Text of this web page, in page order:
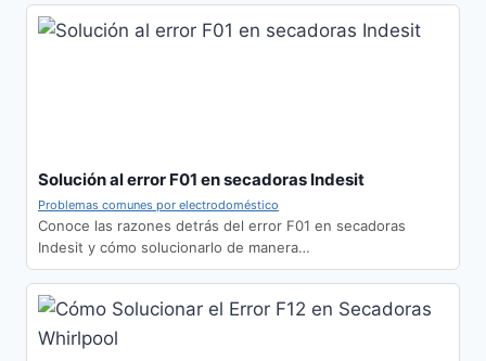
Solución al error F01 en secadoras Indesit
Problemas comunes por electrodoméstico
Conoce las razones detrás del error F01 en secadoras
Indesit y cómo solucionarlo de manera…